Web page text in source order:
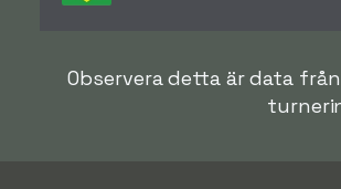
Observera detta är data